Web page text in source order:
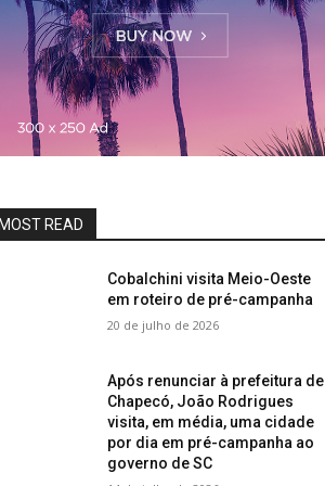
READ
Cobalchini visita Meio-Oeste
em roteiro de pré-campanha
20 de julho de 2026
Após renunciar à prefeitura de
Chapecó, João Rodrigues
visita, em média, uma cidade
por dia em pré-campanha ao
governo de SC